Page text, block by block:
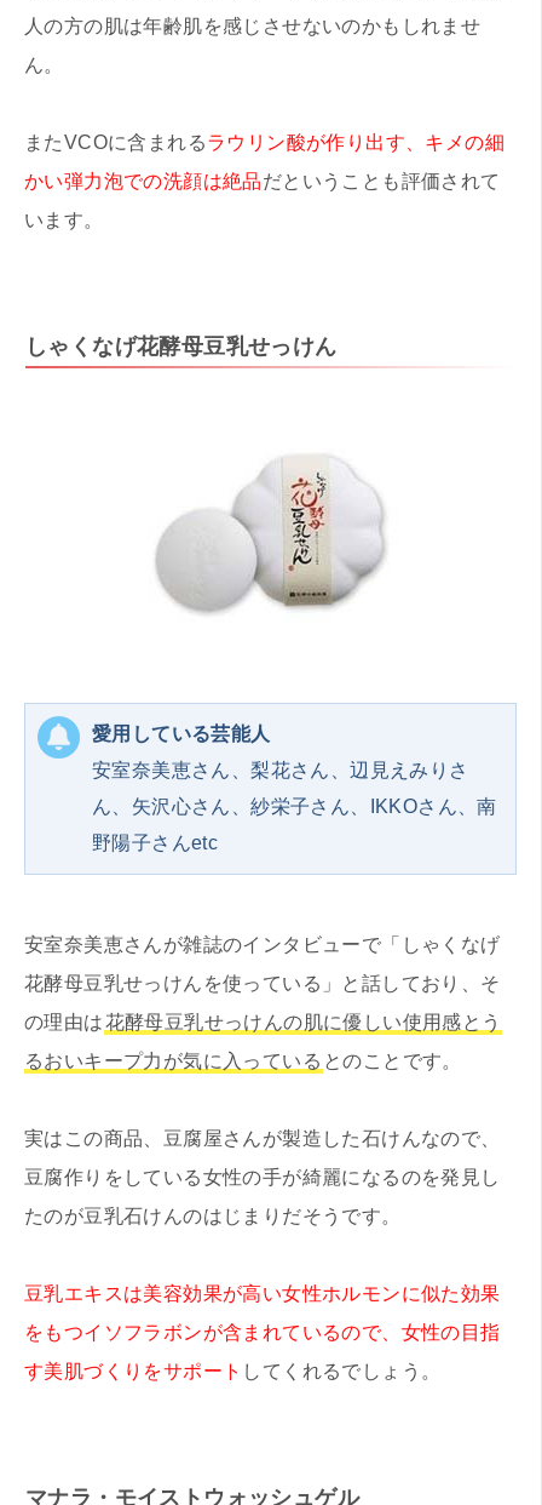
人の方の肌は年齢肌を感じさせないのかもしれませ
ん。
またVCOに含まれるラウリン酸が作り出す、キメの細
かい弾力泡での洗顔は絶品だということも評価されて
います。
しゃくなげ花酵母豆乳せっけん
愛用している芸能人
安室奈美恵さん、梨花さん、辺見えみりさ
ん、矢沢心さん、紗栄子さん、IKKOさん、南
野陽子さんetc
安室奈美恵さんが雑誌のインタビューで「しゃくなげ
花酵母豆乳せっけんを使っている」と話しており、そ
の理由は花酵母豆乳せっけんの肌に優しい使用感とう
るおいキープ力が気に入っている とのことです。
実はこの商品、豆腐屋さんが製造した石けんなので、
豆腐作りをしている女性の手が綺麗になるのを発見し
たのが豆乳石けんのはじまりだそうです。
豆乳エキスは美容効果が高い女性ホルモンに似た効果
をもつイソフラボンが含まれているので、女性の目指
す美肌づくりをサポート してくれるでしょう。
マナラ・モイストウォッシュゲル